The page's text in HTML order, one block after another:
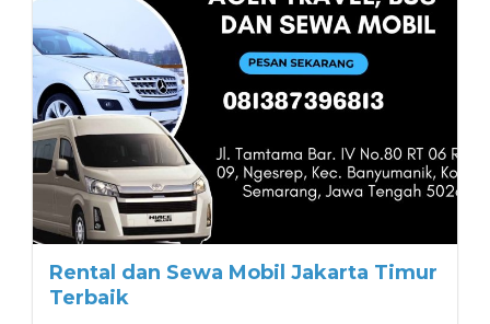
Rental dan Sewa Mobil Jakarta Timur
Terbaik